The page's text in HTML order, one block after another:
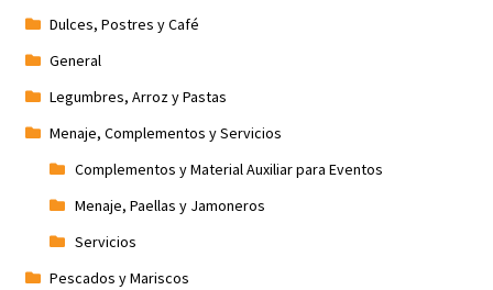
Dulces, Postres y Café
General
Legumbres, Arroz y Pastas
Menaje, Complementos y Servicios
Complementos y Material Auxiliar para Eventos
Menaje, Paellas y Jamoneros
Servicios
Pescados y Mariscos